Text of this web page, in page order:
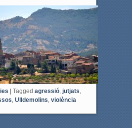
c
b
o
o
k
i
e
r
| Tagged agressió, jutjats
Ulldemolins violència